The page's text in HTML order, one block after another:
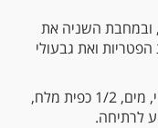
ובמחבת השניה את
ואת גבעולי
* למחבת עם התירס מוסיפים משקה צמחי, מים, 1/2 כפית מלח,
לרתיחה.